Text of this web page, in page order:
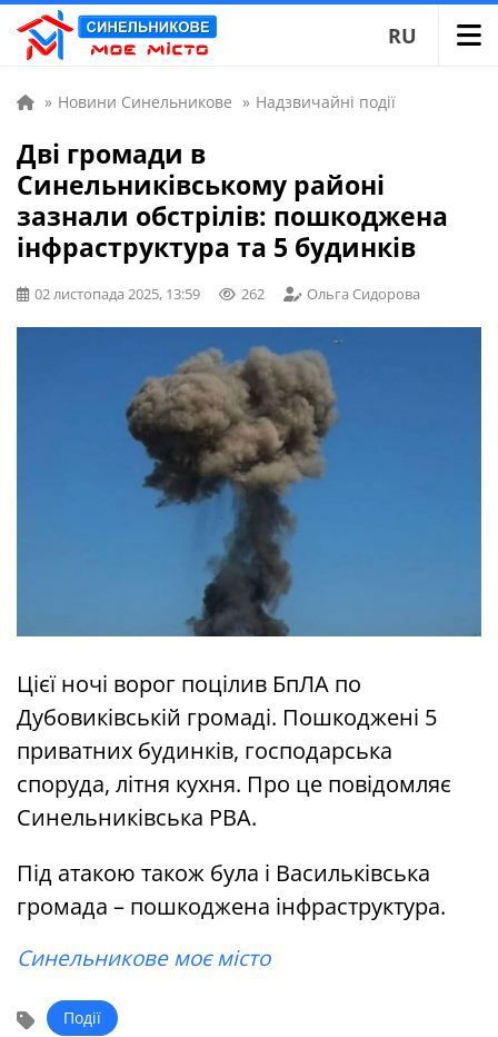
RU
» Новини Синельникове » Надзвичайні події
Дві громади в
Синельниківському районі
зазнали обстрілів: пошкоджена
інфраструктура та 5 будинків
02 листопада 2025, 13:59 262 Ольга Сидорова
Цієї ночі ворог поцілив БпЛА по
Дубовиківській громаді. Пошкоджені 5
приватних будинків, господарська
споруда, літня кухня. Про це повідомляє
Синельниківська РВА.
Під атакою також була і Васильківська
громада – пошкоджена інфраструктура.
Синельникове моє місто
Події